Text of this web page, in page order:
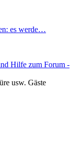
es werde…
Hilfe zum Forum -
usw. Gäste